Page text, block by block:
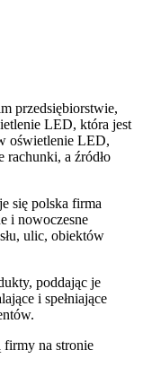
przedsiębiorstwie,
LED, która jest
oświetlenie LED,
rachunki, a źródło
się polska firma
i nowoczesne
ulic, obiektów
poddając je
i spełniające
firmy na stronie